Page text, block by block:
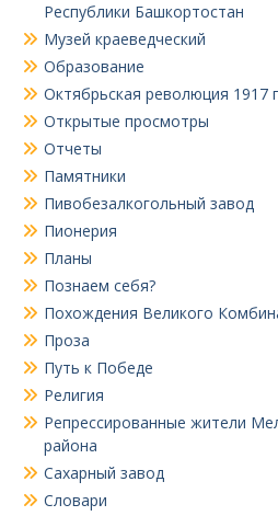
Республики Башкортостан
Музей краеведческий
Образование
Октябрьская революция 1917
Открытые просмотры
Отчеты
Памятники
Пивобезалкогольный завод
Пионерия
Планы
Познаем себя?
Похождения Великого
Проза
Путь к Победе
Религия
Репрессированные жители
района
Сахарный завод
Словари